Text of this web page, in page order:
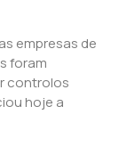
empresas de
foram
controlos
hoje a